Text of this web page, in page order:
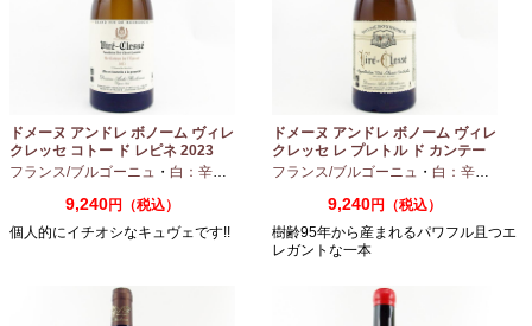
ドメーヌ アンドレ ボノーム ヴィレ
クレッセ コトー ド レピネ 2023
750ml
フランス/ブルゴーニュ ・ 白：辛口 シャルドネ
9,240円（税込）
個人的にイチオシなキュヴェです!!
ドメーヌ アンドレ ボノーム ヴィレ
クレッセ レ プレトル ド カンテー
ヌ 2023 750ml
フランス/ブルゴーニュ ・ 白：辛口
9,240円（税込）
樹齢95年から産まれるパワフル且つエ
レガントな一本